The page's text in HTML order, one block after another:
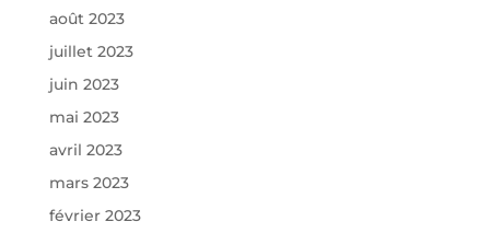
août 2023
juillet 2023
juin 2023
mai 2023
avril 2023
mars 2023
février 2023